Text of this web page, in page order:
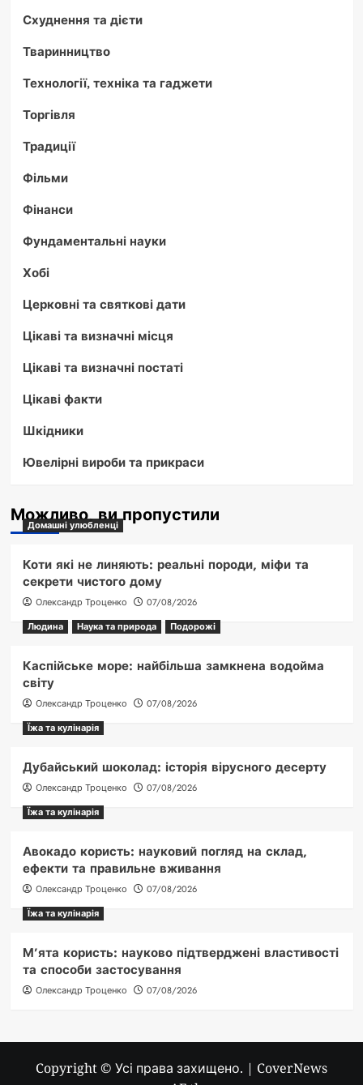
Схуднення та дієти
Тваринництво
Технології, техніка та гаджети
Торгівля
Традиції
Фільми
Фінанси
Фундаментальні науки
Хобі
Церковні та святкові дати
Цікаві та визначні місця
Цікаві та визначні постаті
Цікаві факти
Шкідники
Ювелірні вироби та прикраси
Можливо, ви пропустили
Домашні улюбленці
Коти які не линяють: реальні породи, міфи та
секрети чистого дому
Олександр Троценко
07/08/2026
Людина
Наука та природа Подорожі
Каспійське море: найбільша замкнена водойма
світу
Олександр Троценко
07/08/2026
Їжа та кулінарія
Дубайський шоколад: історія вірусного десерту
Олександр Троценко
07/08/2026
Їжа та кулінарія
Авокадо користь: науковий погляд на склад,
ефекти та правильне вживання
Олександр Троценко
07/08/2026
Їжа та кулінарія
М’ята користь: науково підтверджені властивості
та способи застосування
Олександр Троценко 07/08/2026
Copyright © Усі права захищено. | CoverNews